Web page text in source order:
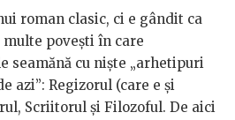
roman clasic, ci e gândit ca
povești în care
seamănă cu niște „arhetipuri
azi”: Regizorul (care e și
Scriitorul și Filozoful. De aici